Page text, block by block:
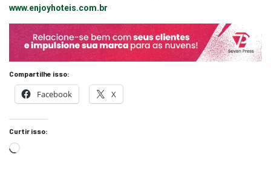
www.enjoyhoteis.com.br
Compartilhe isso:
Facebook X
Curtir isso: